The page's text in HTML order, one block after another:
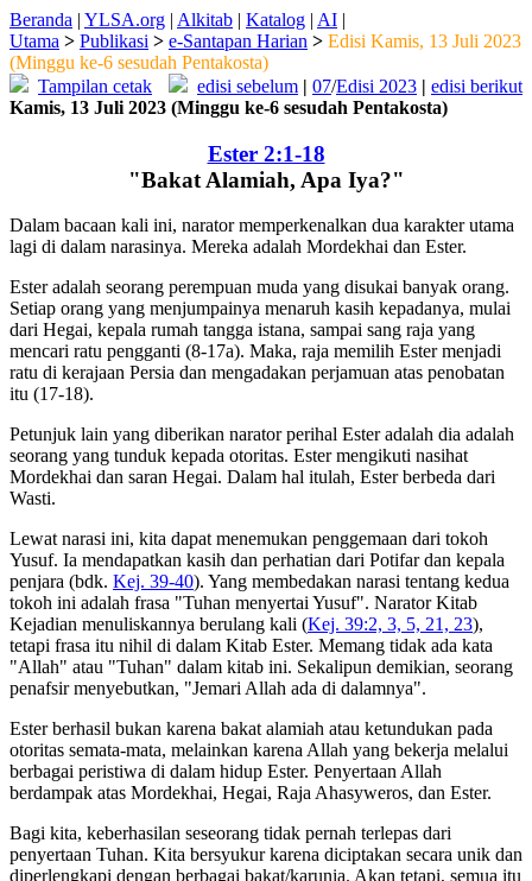
Beranda | YLSA.org | Alkitab | Katalog | AI |
Utama > Publikasi > e-Santapan Harian > Edisi Kamis, 13 Juli 2023
(Minggu ke-6 sesudah Pentakosta)
Tampilan cetak
edisi sebelum | 07/Edisi 2023 | edisi berikut
Kamis, 13 Juli 2023 (Minggu ke-6 sesudah Pentakosta)
Ester 2:1-18
"Bakat Alamiah, Apa Iya?"
Dalam bacaan kali ini, narator memperkenalkan dua karakter utama
lagi di dalam narasinya. Mereka adalah Mordekhai dan Ester.
Ester adalah seorang perempuan muda yang disukai banyak orang.
Setiap orang yang menjumpainya menaruh kasih kepadanya, mulai
dari Hegai, kepala rumah tangga istana, sampai sang raja yang
mencari ratu pengganti (8-17a). Maka, raja memilih Ester menjadi
ratu di kerajaan Persia dan mengadakan perjamuan atas penobatan
itu (17-18).
Petunjuk lain yang diberikan narator perihal Ester adalah dia adalah
seorang yang tunduk kepada otoritas. Ester mengikuti nasihat
Mordekhai dan saran Hegai. Dalam hal itulah, Ester berbeda dari
Wasti.
Lewat narasi ini, kita dapat menemukan penggemaan dari tokoh
Yusuf. Ia mendapatkan kasih dan perhatian dari Potifar dan kepala
penjara (bdk. Kej. 39-40). Yang membedakan narasi tentang kedua
tokoh ini adalah frasa "Tuhan menyertai Yusuf". Narator Kitab
Kejadian menuliskannya berulang kali (Kej. 39:2, 3, 5, 21, 23),
tetapi frasa itu nihil di dalam Kitab Ester. Memang tidak ada kata
"Allah" atau "Tuhan" dalam kitab ini. Sekalipun demikian, seorang
penafsir menyebutkan, "Jemari Allah ada di dalamnya".
Ester berhasil bukan karena bakat alamiah atau ketundukan pada
otoritas semata-mata, melainkan karena Allah yang bekerja melalui
berbagai peristiwa di dalam hidup Ester. Penyertaan Allah
berdampak atas Mordekhai, Hegai, Raja Ahasyweros, dan Ester.
Bagi kita, keberhasilan seseorang tidak pernah terlepas dari
penyertaan Tuhan. Kita bersyukur karena diciptakan secara unik dan
diperlengkapi dengan berbagai bakat/karunia. Akan tetapi, semua itu